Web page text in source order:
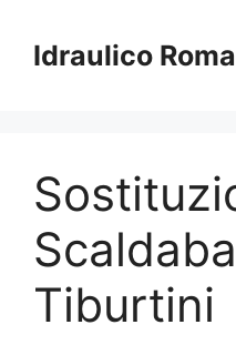
contenuto
Idraulico Roma
Tiburtini